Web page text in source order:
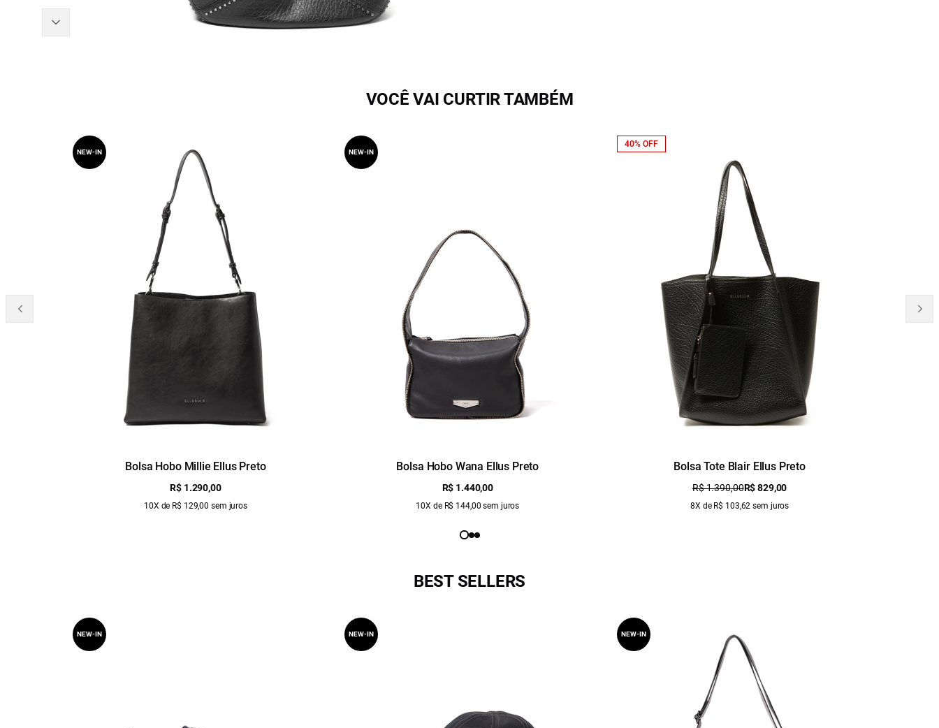
VOCÊ VAI CURTIR TAMBÉM
Bolsa Hobo Millie Ellus Preto
R$ 1.290,00
10X de R$ 129,00 sem juros
NEW-IN
Bolsa Hobo Wana Ellus Preto
R$ 1.440,00
10X de R$ 144,00 sem juros
NEW-IN
Bolsa Tote Blair Ellus Preto
R$ 1.390,00R$ 829,00
8X de R$ 103,62 sem juros
40% OFF
BEST SELLERS
NEW-IN NEW-IN NEW-IN